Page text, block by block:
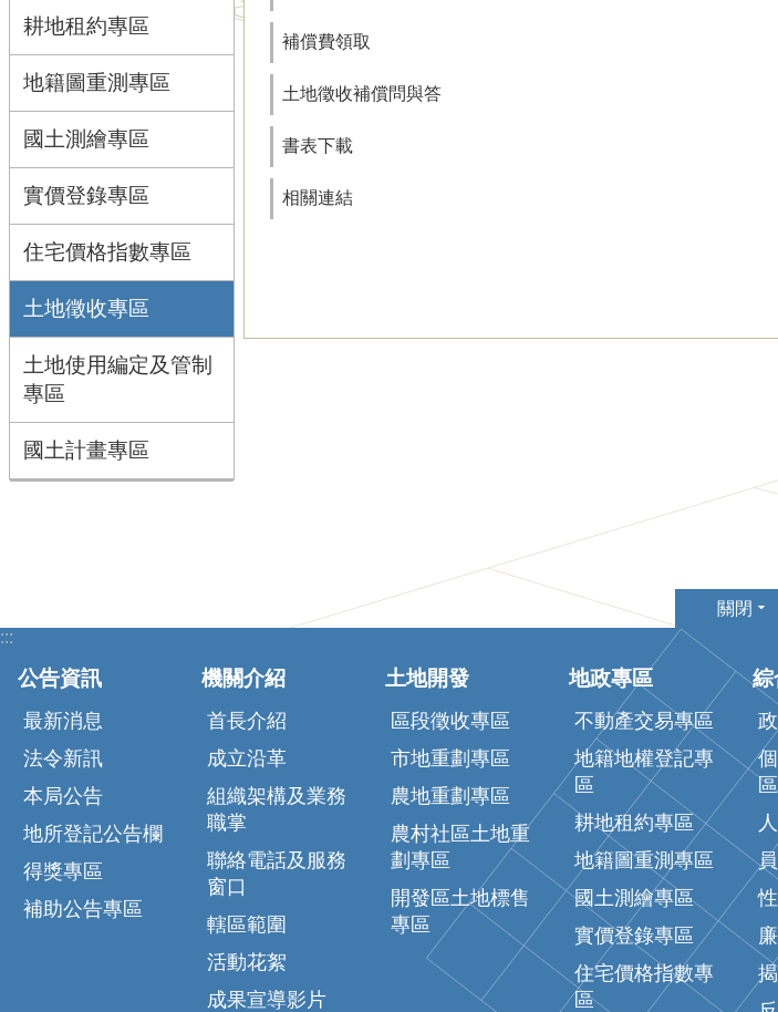
耕地租約專區
地籍圖重測專區
國土測繪專區
實價登錄專區
住宅價格指數專區
土地徵收專區
土地使用編定及管制
專區
國土計畫專區
補償費領取
土地徵收補償問與答
書表下載
相關連結
關閉
:::
公告資訊
最新消息
法令新訊
本局公告
地所登記公告欄
得獎專區
補助公告專區
機關介紹
首長介紹
成立沿革
組織架構及業務
職掌
聯絡電話及服務
窗口
轄區範圍
活動花絮
成果宣導影片
土地開發
區段徵收專區
市地重劃專區
農地重劃專區
農村社區土地重
劃專區
開發區土地標售
專區
地政專區
不動產交易專區
地籍地權登記專
區
耕地租約專區
地籍圖重測專區
國土測繪專區
實價登錄專區
住宅價格指數專
區
綜
區